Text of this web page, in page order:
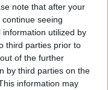
note that after your
seeing
utilized by
third parties prior to
of the further
by third parties on the
information may